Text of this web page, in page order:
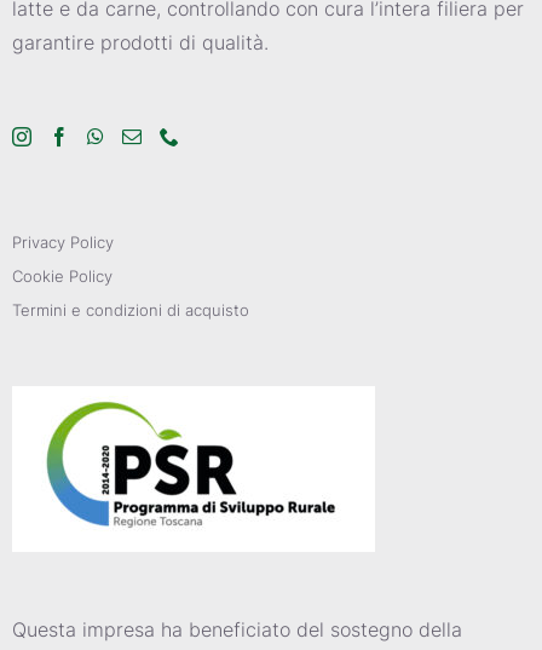
latte e da carne, controllando con cura l’intera filiera per
garantire prodotti di qualità.
Privacy Policy
Cookie Policy
Termini e condizioni di acquisto
Questa impresa ha beneficiato del sostegno della